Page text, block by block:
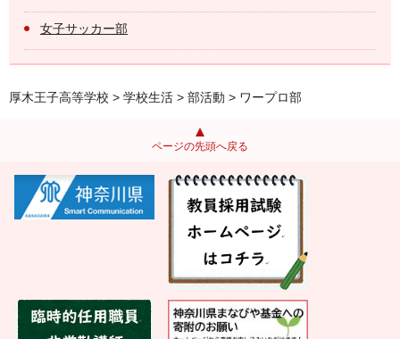
女子サッカー部
厚木王子高等学校 > 学校生活 > 部活動 > ワープロ部
ページの先頭へ戻る